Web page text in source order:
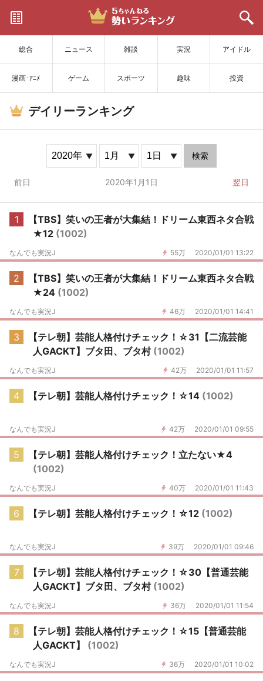
総合 ニュース 雑談 実況 アイドル
漫画･ｱﾆﾒ ゲーム スポーツ 趣味 投資
サイトを更新
デイリーランキング
検索
前日 2020年1月1日 翌日
1
【TBS】笑いの王者が大集結！ドリーム東西ネタ合戦
★12 (1002)
55万 2020/01/01 13:22
なんでも実況J
2
【TBS】笑いの王者が大集結！ドリーム東西ネタ合戦
★24 (1002)
46万 2020/01/01 14:41
なんでも実況J
3
【テレ朝】芸能人格付けチェック！☆31【二流芸能
人GACKT】ブタ田、ブタ村 (1002)
42万 2020/01/01 11:57
なんでも実況J
4 【テレ朝】芸能人格付けチェック！☆14 (1002)
42万 2020/01/01 09:55
なんでも実況J
5
【テレ朝】芸能人格付けチェック！立たない★4
(1002)
40万 2020/01/01 11:43
なんでも実況J
6 【テレ朝】芸能人格付けチェック！☆12 (1002)
39万 2020/01/01 09:46
なんでも実況J
7
【テレ朝】芸能人格付けチェック！☆30【普通芸能
人GACKT】ブタ田、ブタ村 (1002)
36万 2020/01/01 11:54
なんでも実況J
8
【テレ朝】芸能人格付けチェック！☆15【普通芸能
人GACKT】 (1002)
36万 2020/01/01 10:02
なんでも実況J